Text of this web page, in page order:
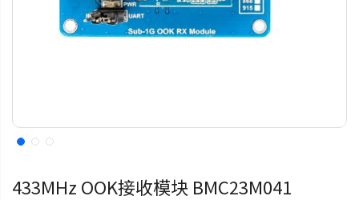
433MHz OOK接收模块 BMC23M041